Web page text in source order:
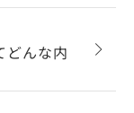
どんな内